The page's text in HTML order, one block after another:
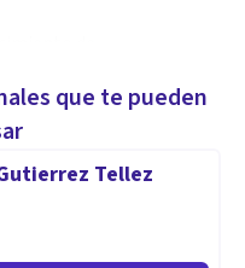
de
que te pueden
Tellez